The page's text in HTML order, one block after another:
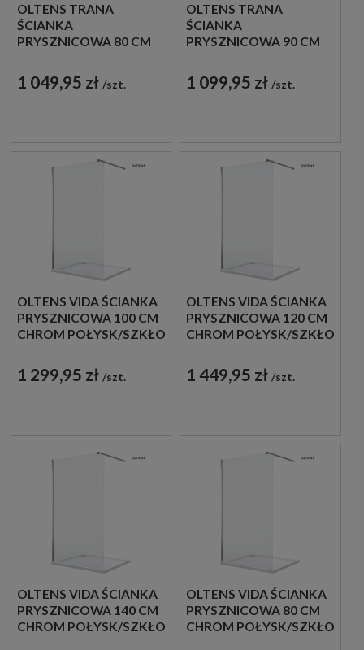
OLTENS TRANA
ŚCIANKA
PRYSZNICOWA 80 CM
SZKŁO
PRZEZROCZYSTE
1 049,95 zł szt.
OLTENS TRANA
ŚCIANKA
PRYSZNICOWA 90 CM
SZKŁO
PRZEZROCZYSTE
1 099,95 zł szt.
OLTENS VIDA ŚCIANKA
PRYSZNICOWA 100 CM
CHROM POŁYSK/SZKŁO
22003100
1 299,95 zł szt.
OLTENS VIDA ŚCIANKA
PRYSZNICOWA 120 CM
CHROM POŁYSK/SZKŁO
22004100
1 449,95 zł szt.
OLTENS VIDA ŚCIANKA
PRYSZNICOWA 140 CM
CHROM POŁYSK/SZKŁO
OLTENS VIDA ŚCIANKA
PRYSZNICOWA 80 CM
CHROM POŁYSK/SZKŁO